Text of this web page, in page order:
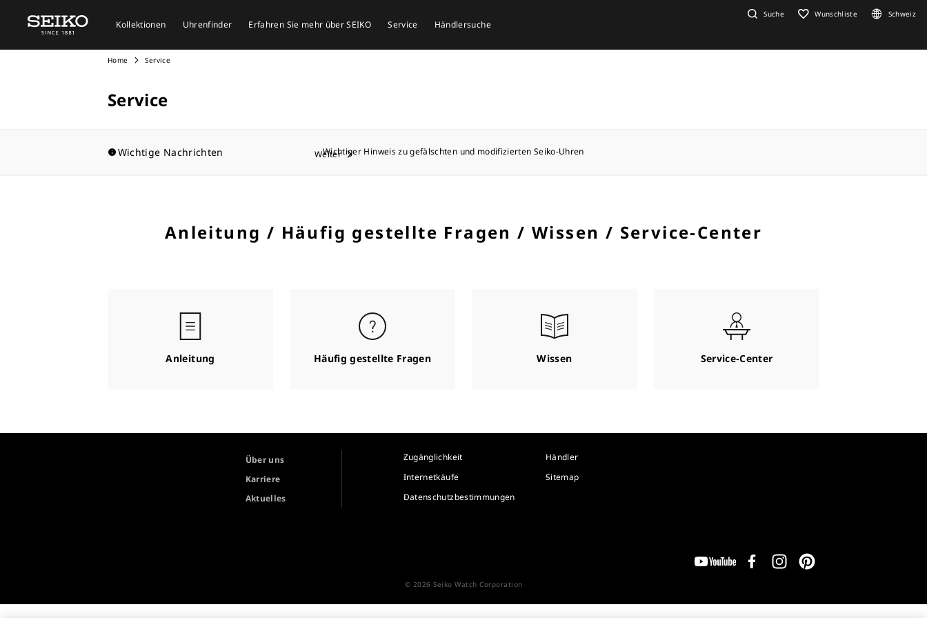
Kollektionen Uhrenfinder Erfahren Sie mehr über SEIKO Service Händlersuche
Suche Wunschliste Schweiz
Home Service
Service
Wichtige Nachrichten Wichtiger Hinweis zu gefälschten und modifizierten Seiko-Uhren
Weiter
Anleitung / Häufig gestellte Fragen / Wissen / Service-Center
Anleitung Häufig gestellte Fragen Wissen Service-Center
Über uns
Karriere
Aktuelles
Zugänglichkeit
Internetkäufe
Datenschutzbestimmungen
Händler
Sitemap
© 2026 Seiko Watch Corporation